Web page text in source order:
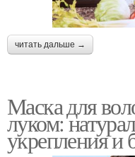
читать дальше →
Маска для
луком:
укрепления и